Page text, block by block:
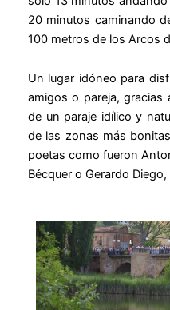
20 minutos caminando
100 metros de los Arcos
Un lugar idóneo para
amigos o pareja, gracias
de un paraje idílico y
de las zonas más
poetas como fueron
Bécquer o Gerardo